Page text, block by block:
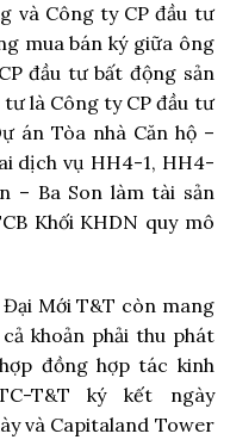
và Công ty CP đầu tư
mua bán ký giữa ông
đầu tư bất động sản
tư là Công ty CP đầu tư
án Tòa nhà Căn hộ –
dịch vụ HH4-1, HH4-
– Ba Son làm tài sản
Khối KHDN quy mô
Mới T&T còn mang
khoản phải thu phát
đồng hợp tác kinh
T&T ký kết ngày
và Capitaland Tower